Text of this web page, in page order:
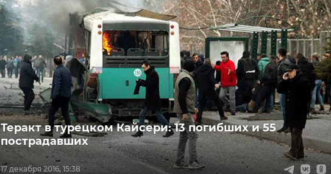
17 декабря 2016, 15:38
Теракт в турецком Кайсери: 13 погибших и 55
пострадавших